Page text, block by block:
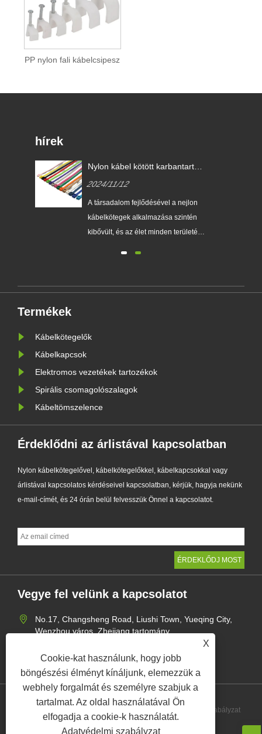
PP nylon fali kábelcsipesz
X
Cookie-kat használunk, hogy jobb
böngészési élményt kínáljunk, elemezzük a
webhely forgalmát és személyre szabjuk a
tartalmat. Az oldal használatával Ön
elfogadja a cookie-k használatát.
Adatvédelmi szabályzat
hírek
Nylon kábel kötött karbantartási
2024/11/12
A társadalom fejlődésével a nejlon
kábelkötegek alkalmazása szintén
kibővült, és az élet minden területén
számára,......
Termékek
Kábelkötegelők
Kábelkapcsok
Elektromos vezetékek tartozékok
Spirális csomagolószalagok
Kábeltömszelence
Érdeklődni az árlistával kapcsolatban
Nylon kábelkötegelővel, kábelkötegelőkkel, kábelkapcsokkal vagy
árlistával kapcsolatos kérdéseivel kapcsolatban, kérjük, hagyja nekünk
e-mail-címét, és 24 órán belül felvesszük Önnel a kapcsolatot.
Vegye fel velünk a kapcsolatot
No.17, Changsheng Road, Liushi Town, Yueqing City,
Wenzhou város, Zhejiang tartomány
Adatvédelmi szabályzat